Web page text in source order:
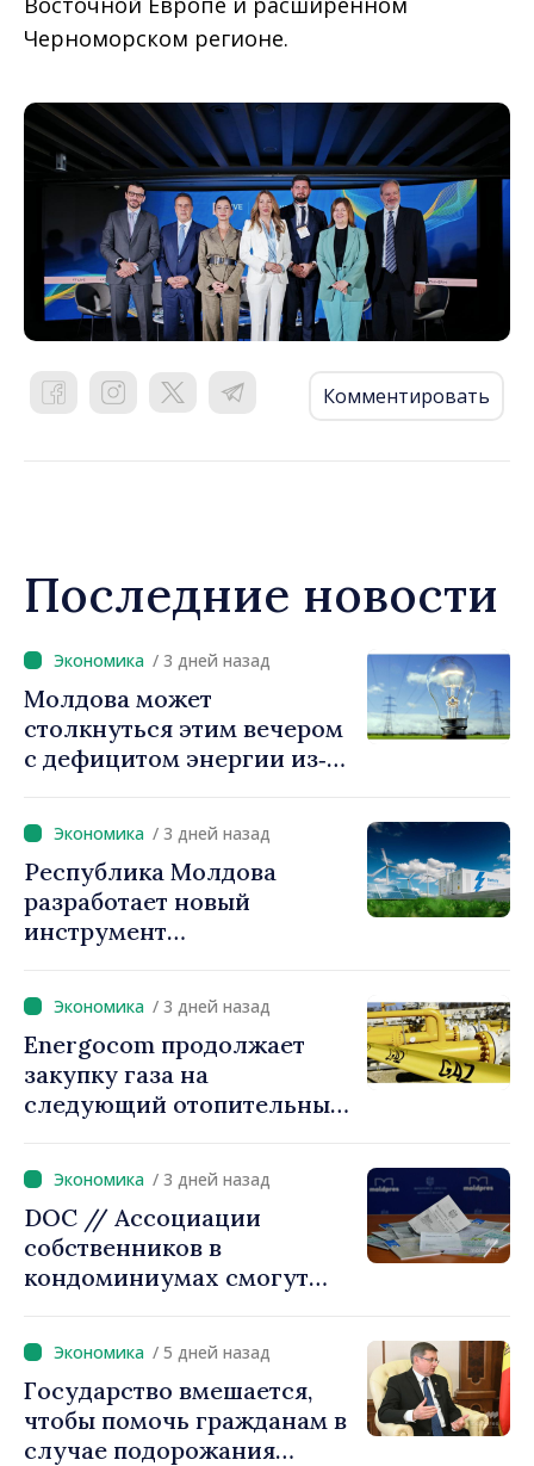
Черноморском регионе.
Комментировать
Последние новости
/ 3 дней назад
Молдова может
столкнуться этим вечером
с дефицитом энергии из‑за
Власти призывают граждан
экономить
электроэнергию
/ 3 дней назад
Республика Молдова
разработает новый
инструмент
для инвестиций в системы
накопления энергии
/ 3 дней назад
Energocom продолжает
закупку газа на
следующий отопительный
/ 3 дней назад
DOC // Ассоциации
собственников в
кондоминиумах смогут
повышение
энергоэффективности
многоквартирных домов
/ 5 дней назад
Государство вмешается,
чтобы помочь гражданам в
случае подорожания